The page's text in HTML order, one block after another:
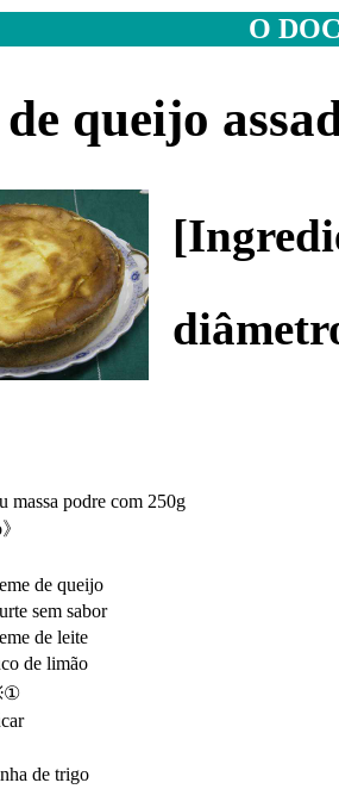
O
queijo
massa podre com 250g
de queijo
sem sabor
de leite
de limão
de trigo